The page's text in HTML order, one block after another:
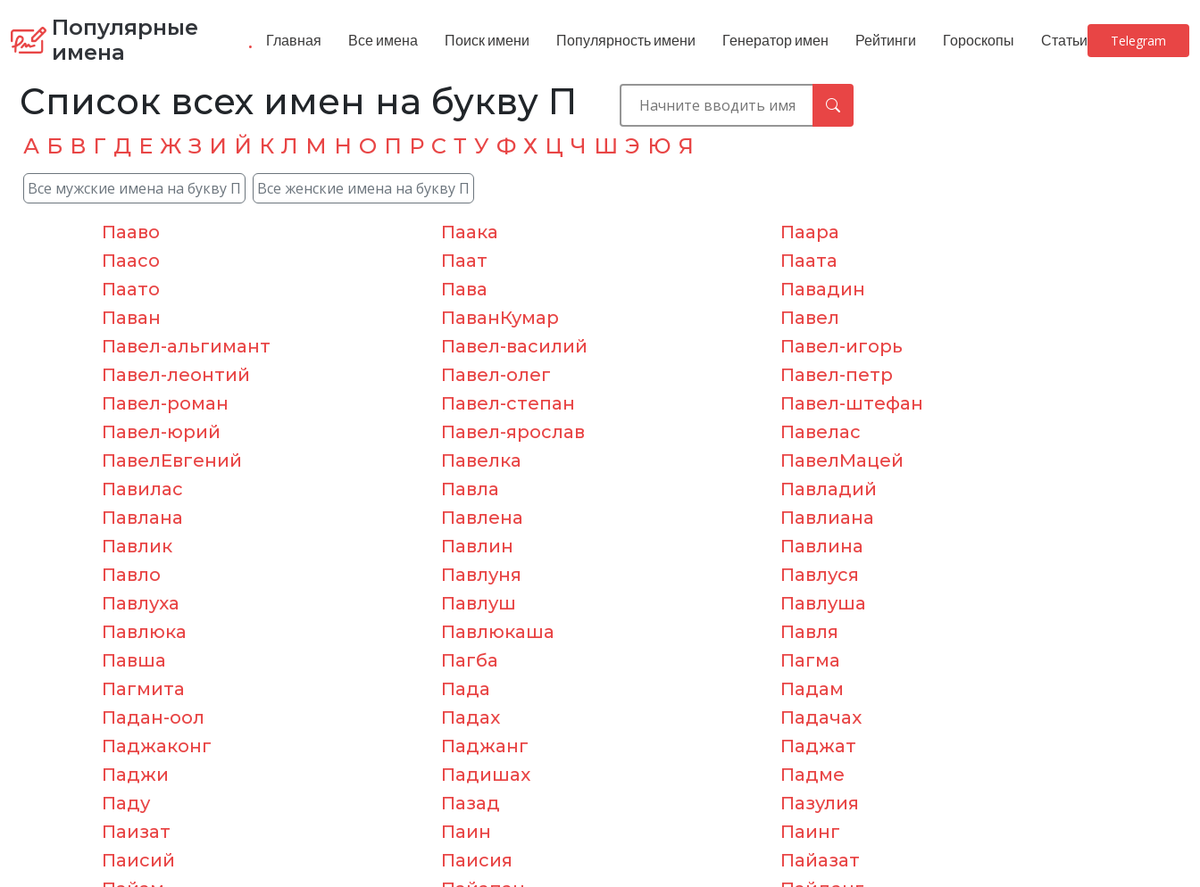
Популярные
имена
. Главная Все имена Поиск имени Популярность имени Генератор имен Рейтинги Гороскопы Статьи Telegram
Список всех имен на букву П
А Б В Г Д Е Ж З И Й К Л М Н О П Р С Т У Ф Х Ц Ч Ш Э Ю Я
Все мужские имена на букву П Все женские имена на букву П
Пааво Паака
Паара
Паасо
Паат
Паата
Паато
Пава
Павадин
Паван
ПаванКумар
Павел
Павел-альгимант
Павел-василий
Павел-игорь
Павел-леонтий
Павел-олег
Павел-петр
Павел-роман
Павел-степан
Павел-штефан
Павел-юрий
Павел-ярослав
Павелас
ПавелЕвгений
Павелка
ПавелМацей
Павилас
Павла
Павладий
Павлана
Павлена
Павлиана
Павлик
Павлин
Павлина
Павло
Павлуня
Павлуся
Павлуха
Павлуш
Павлуша
Павлюка
Павлюкаша
Павля
Павша
Пагба
Пагма
Пагмита
Пада
Падам
Падан-оол
Падах
Падачах
Паджаконг
Паджанг
Паджат
Паджи
Падишах
Падме
Паду
Пазад
Пазулия
Паизат
Паин
Паинг
Паисий
Паисия
Пайазат